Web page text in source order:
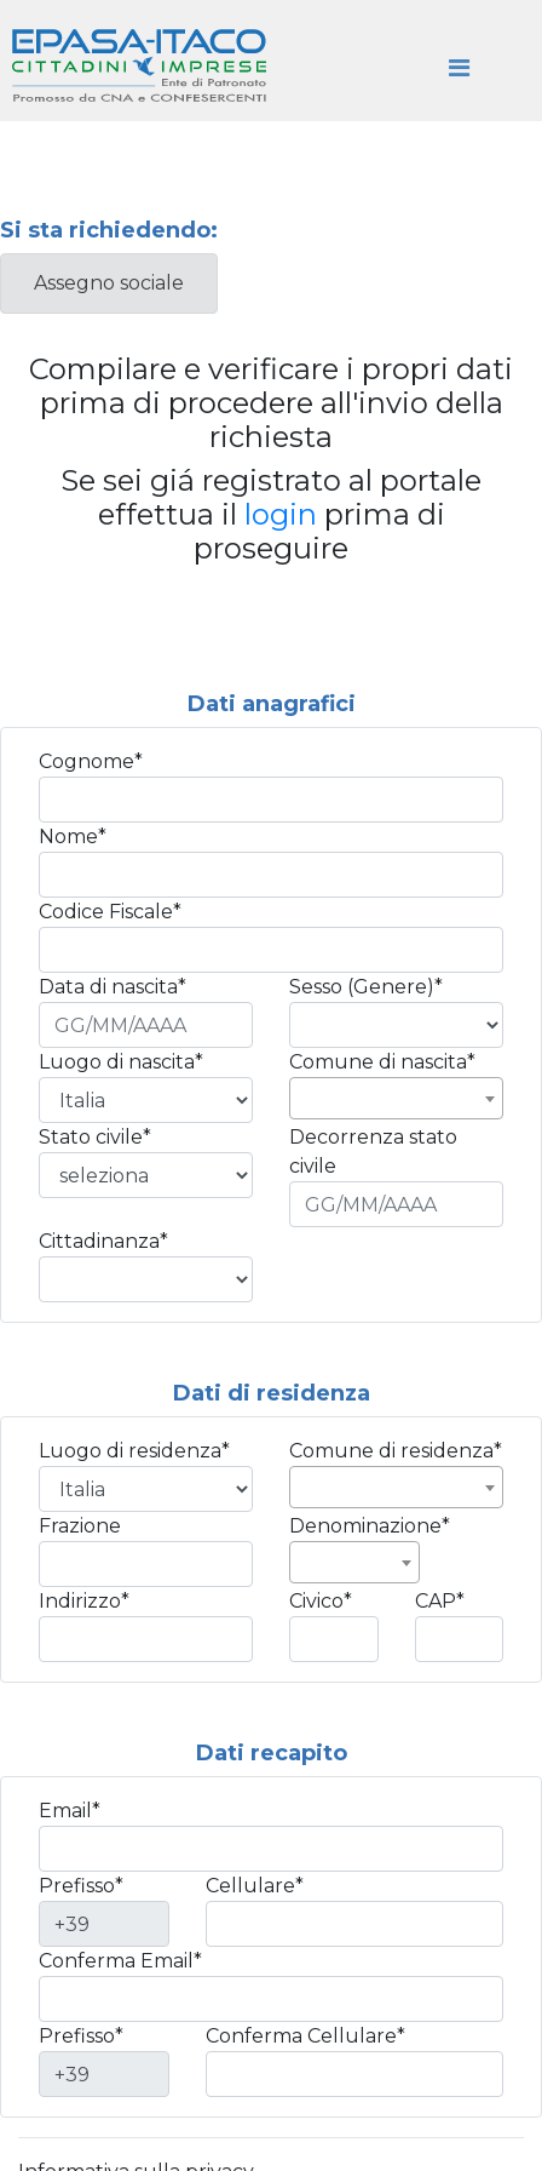
Si sta richiedendo:
Assegno sociale
Compilare e verificare i propri dati
prima di procedere all'invio della
richiesta
Se sei giá registrato al portale
effettua il login prima di
proseguire
Dati anagrafici
Cognome*
Nome*
Codice Fiscale*
Data di nascita* Sesso (Genere)*
Luogo di nascita* Comune di nascita*
Stato civile*
Decorrenza stato
civile
Cittadinanza*
Dati di residenza
Luogo di residenza* Comune di residenza*
Frazione Denominazione*
Indirizzo* Civico* CAP*
Dati recapito
Email*
Prefisso* Cellulare*
Conferma Email*
Prefisso* Conferma Cellulare*